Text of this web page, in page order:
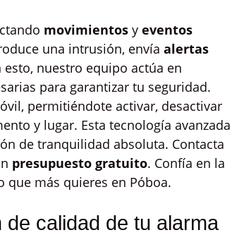
movimientos y eventos
una intrusión, envía alertas
esto, nuestro equipo actúa en
para garantizar tu seguridad.
permitiéndote activar, desactivar
y lugar. Esta tecnología avanzada
de tranquilidad absoluta. Contacta
presupuesto gratuito. Confía en la
que más quieres en Póboa.
calidad de tu alarma